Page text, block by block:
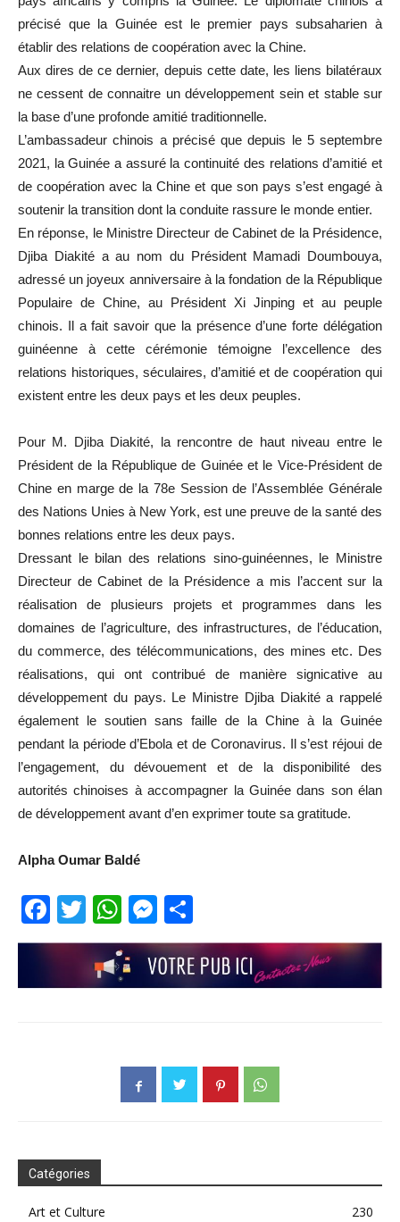
précisé que la Guinée est le premier pays subsaharien à
établir des relations de coopération avec la Chine.
Aux dires de ce dernier, depuis cette date, les liens bilatéraux
ne cessent de connaitre un développement sein et stable sur
la base d’une profonde amitié traditionnelle.
L’ambassadeur chinois a précisé que depuis le 5 septembre
2021, la Guinée a assuré la continuité des relations d’amitié et
de coopération avec la Chine et que son pays s’est engagé à
soutenir la transition dont la conduite rassure le monde entier.
En réponse, le Ministre Directeur de Cabinet de la Présidence,
Djiba Diakité a au nom du Président Mamadi Doumbouya,
adressé un joyeux anniversaire à la fondation de la République
Populaire de Chine, au Président Xi Jinping et au peuple
chinois. Il a fait savoir que la présence d’une forte délégation
guinéenne à cette cérémonie témoigne l’excellence des
relations historiques, séculaires, d’amitié et de coopération qui
existent entre les deux pays et les deux peuples.
Pour M. Djiba Diakité, la rencontre de haut niveau entre le
Président de la République de Guinée et le Vice-Président de
Chine en marge de la 78e Session de l’Assemblée Générale
des Nations Unies à New York, est une preuve de la santé des
bonnes relations entre les deux pays.
Dressant le bilan des relations sino-guinéennes, le Ministre
Directeur de Cabinet de la Présidence a mis l’accent sur la
réalisation de plusieurs projets et programmes dans les
domaines de l’agriculture, des infrastructures, de l’éducation,
du commerce, des télécommunications, des mines etc. Des
réalisations, qui ont contribué de manière signicative au
développement du pays. Le Ministre Djiba Diakité a rappelé
également le soutien sans faille de la Chine à la Guinée
pendant la période d’Ebola et de Coronavirus. Il s’est réjoui de
l’engagement, du dévouement et de la disponibilité des
autorités chinoises à accompagner la Guinée dans son élan
de développement avant d’en exprimer toute sa gratitude.
Alpha Oumar Baldé
Facebook
TwitterWhatsApp
Messenger
Catégories
Art et Culture
230